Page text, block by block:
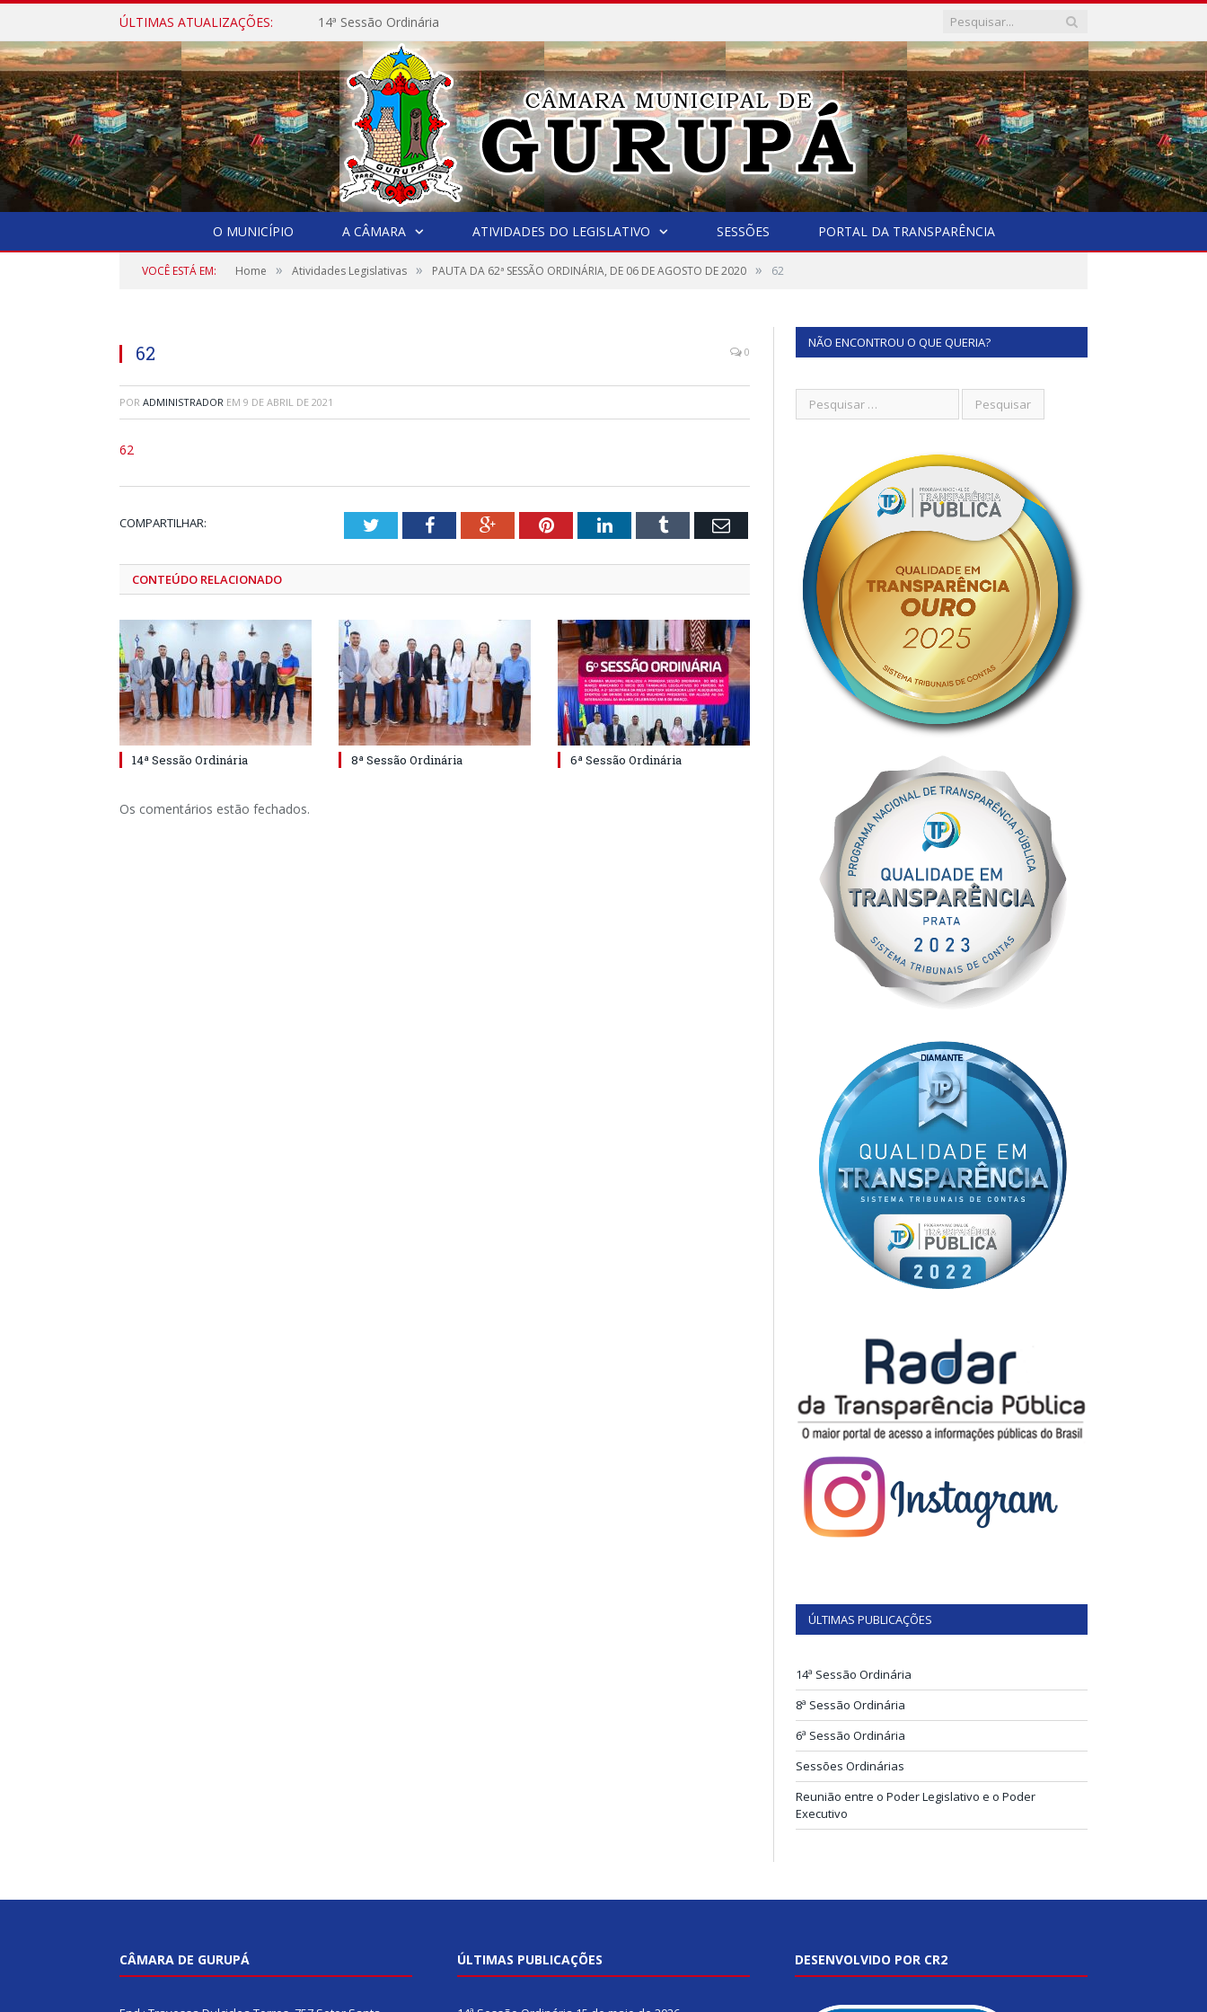
ÚLTIMAS ATUALIZAÇÕES: 14ª Sessão Ordinária
O MUNICÍPIO A CÂMARA ATIVIDADES DO LEGISLATIVO SESSÕES PORTAL DA TRANSPARÊNCIA
VOCÊ ESTÁ EM: Home » Atividades Legislativas » PAUTA DA 62ª SESSÃO ORDINÁRIA, DE 06 DE AGOSTO DE 2020 » 62
62 0
POR ADMINISTRADOR EM 9 DE ABRIL DE 2021
62
COMPARTILHAR: TwitterFacebookGoogle+PinterestLinkedInTumblr Email
CONTEÚDO RELACIONADO
14ª Sessão Ordinária 8ª Sessão Ordinária 6ª Sessão Ordinária
Os comentários estão fechados.
NÃO ENCONTROU O QUE QUERIA?
ÚLTIMAS PUBLICAÇÕES
14ª Sessão Ordinária
8ª Sessão Ordinária
6ª Sessão Ordinária
Sessões Ordinárias
Reunião entre o Poder Legislativo e o Poder
Executivo
CÂMARA DE GURUPÁ ÚLTIMAS PUBLICAÇÕES DESENVOLVIDO POR CR2